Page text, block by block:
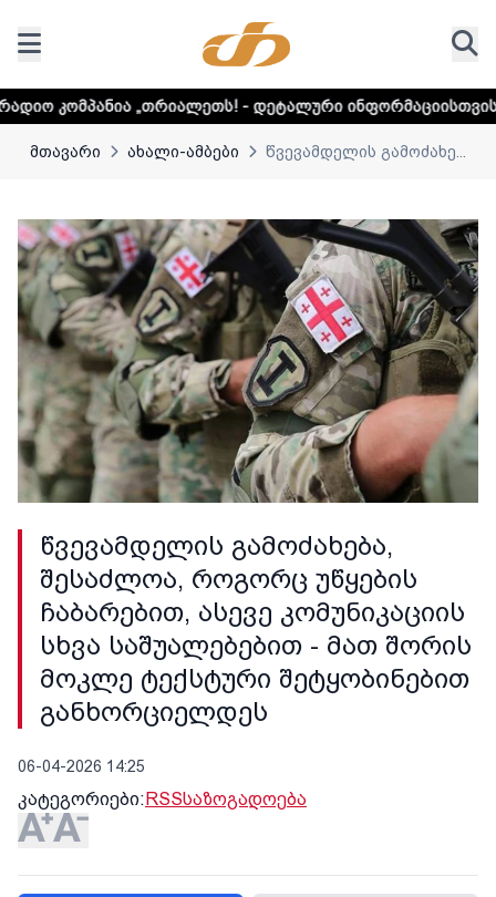
- დეტალური ინფორმაციისთვის დააკლიკეთ
მთავარი ახალი-ამბები წვევამდელის გამოძახე...
წვევამდელის გამოძახება,
შესაძლოა, როგორც უწყების
ჩაბარებით, ასევე კომუნიკაციის
სხვა საშუალებებით - მათ შორის
მოკლე ტექსტური შეტყობინებით
განხორციელდეს
06-04-2026 14:25
კატეგორიები:RSSსაზოგადოება